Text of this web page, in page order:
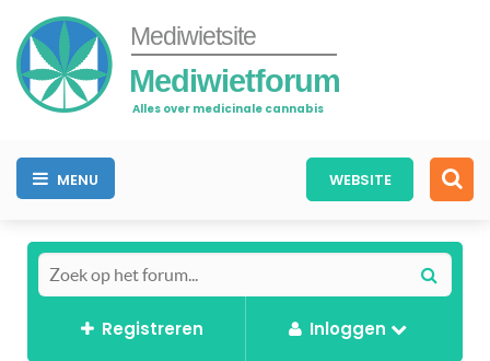
Mediwietsite
Mediwietforum
Alles over medicinale cannabis
MENU WEBSITE
Registreren Inloggen